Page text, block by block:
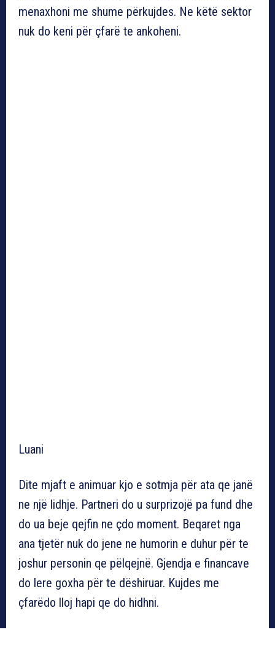
menaxhoni me shume përkujdes. Ne këtë sektor
nuk do keni për çfarë te ankoheni.
Luani
Dite mjaft e animuar kjo e sotmja për ata qe janë
ne një lidhje. Partneri do u surprizojë pa fund dhe
do ua beje qejfin ne çdo moment. Beqaret nga
ana tjetër nuk do jene ne humorin e duhur për te
joshur personin qe pëlqejnë. Gjendja e financave
do lere goxha për te dëshiruar. Kujdes me
çfarëdo lloj hapi qe do hidhni.